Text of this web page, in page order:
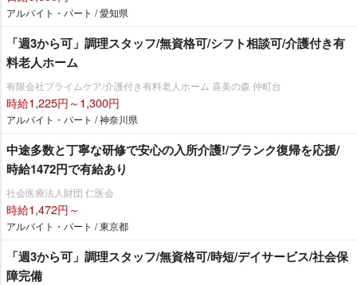
アルバイト・パート / 愛知県
「週3から可」調理スタッフ/無資格可/シフト相談可/介護付き有
料老人ホーム
有限会社プライムケア/介護付き有料老人ホーム 喜美の森 仲町台
時給1,225円～1,300円
アルバイト・パート / 神奈川県
中途多数と丁寧な研修で安心の入所介護!/ブランク復帰を応援/
時給1472円で有給あり
社会医療法人財団 仁医会
時給1,472円～
アルバイト・パート / 東京都
「週3から可」調理スタッフ/無資格可/時短/デイサービス/社会保
障完備